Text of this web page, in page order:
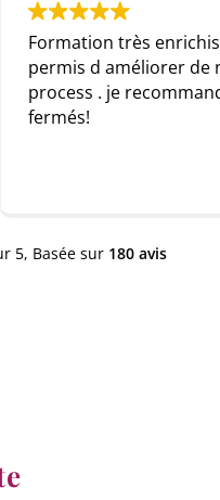
qui a
de nombreux
les yeux
5, Basée sur 180 avis